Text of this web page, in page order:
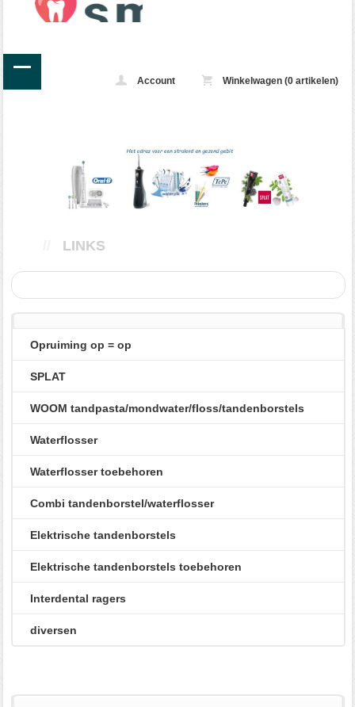
Account Winkelwagen (0 artikelen)
LINKS
Opruiming op = op
SPLAT
WOOM tandpasta/mondwater/floss/tandenborstels
Waterflosser
Waterflosser toebehoren
Combi tandenborstel/waterflosser
Elektrische tandenborstels
Elektrische tandenborstels toebehoren
Interdental ragers
diversen